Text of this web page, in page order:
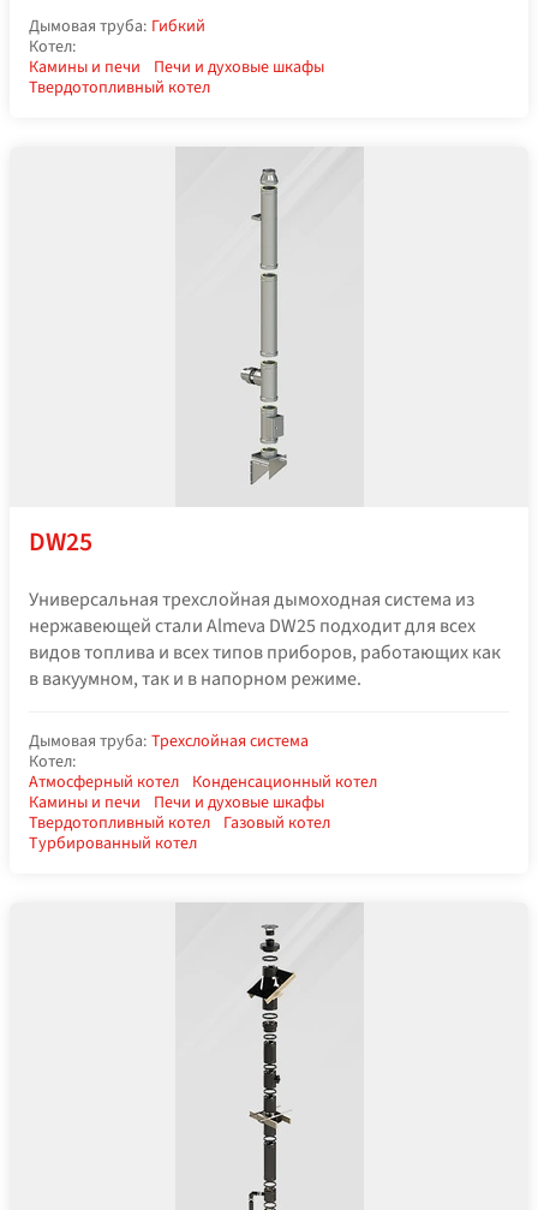
Дымовая труба: Гибкий
Котел:
Камины и печи
Печи и духовые шкафы
Твердотопливный котел
DW25
Универсальная трехслойная дымоходная система из
нержавеющей стали Almeva DW25 подходит для всех
видов топлива и всех типов приборов, работающих как
в вакуумном, так и в напорном режиме.
Дымовая труба: Трехслойная система
Котел:
Атмосферный котел Конденсационный котел
Камины и печи
Печи и духовые шкафы
Твердотопливный котел Газовый котел
Турбированный котел